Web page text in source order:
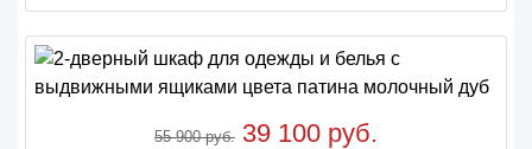
55 900 руб. 39 100 руб.